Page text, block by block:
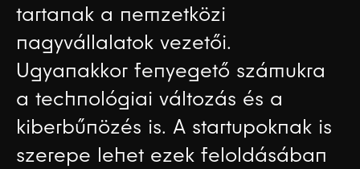
tartanak a nemzetközi
nagyvállalatok vezetői.
Ugyanakkor fenyegető számukra
a technológiai változás és a
kiberbűnözés is. A startupoknak is
szerepe lehet ezek feloldásában